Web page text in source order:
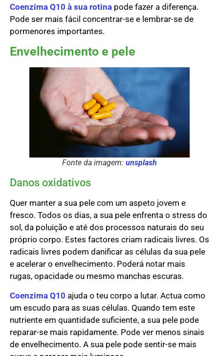
Coenzima Q10 à sua rotina pode fazer a diferença.
Pode ser mais fácil concentrar-se e lembrar-se de
pormenores importantes.
Envelhecimento e pele
Fonte da imagem: unsplash
Danos oxidativos
Quer manter a sua pele com um aspeto jovem e
fresco. Todos os dias, a sua pele enfrenta o stress do
sol, da poluição e até dos processos naturais do seu
próprio corpo. Estes factores criam radicais livres. Os
radicais livres podem danificar as células da sua pele
e acelerar o envelhecimento. Poderá notar mais
rugas, opacidade ou mesmo manchas escuras.
Coenzima Q10 ajuda o teu corpo a lutar. Actua como
um escudo para as suas células. Quando tem este
nutriente em quantidade suficiente, a sua pele pode
reparar-se mais rapidamente. Pode ver menos sinais
de envelhecimento. A sua pele pode sentir-se mais